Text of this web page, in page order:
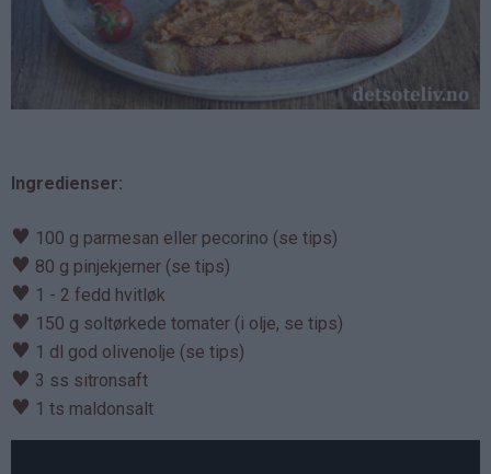
Ingredienser:
♥ 100 g parmesan eller pecorino (se tips)
♥ 80 g pinjekjerner (se tips)
♥ 1 - 2 fedd hvitløk
♥ 150 g soltørkede tomater (i olje, se tips)
♥ 1 dl god olivenolje (se tips)
♥ 3 ss sitronsaft
♥ 1 ts maldonsalt